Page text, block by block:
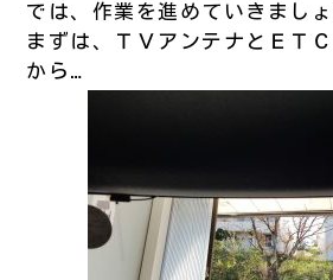
では、作業を進めていきまし
まずは、ＴＶアンテナとＥＴ
から…